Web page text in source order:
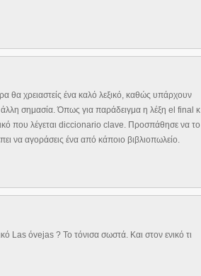
θα χρειαστείς ένα καλό λεξικό, καθώς υπάρχουν
σημασία. Όπως για παράδειγμα η λέξη el final κ
που λέγεται diccionario clave. Προσπάθησε να το
να αγοράσεις ένα από κάποιο βιβλιοπωλείο.
Las όvejas ? Το τόνισα σωστά. Και στον ενικό τι